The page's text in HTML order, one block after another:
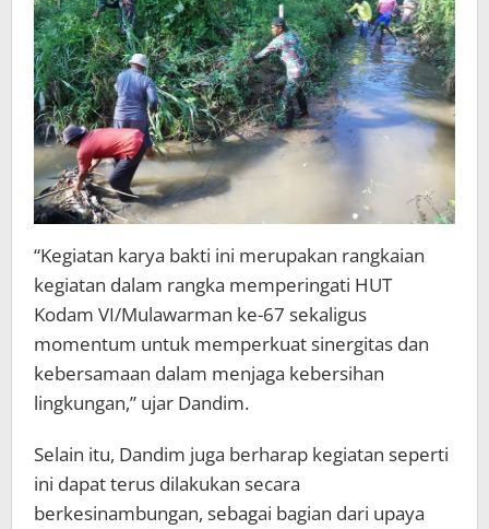
“Kegiatan karya bakti ini merupakan rangkaian
kegiatan dalam rangka memperingati HUT
Kodam VI/Mulawarman ke-67 sekaligus
momentum untuk memperkuat sinergitas dan
kebersamaan dalam menjaga kebersihan
lingkungan,” ujar Dandim.
Selain itu, Dandim juga berharap kegiatan seperti
ini dapat terus dilakukan secara
berkesinambungan, sebagai bagian dari upaya